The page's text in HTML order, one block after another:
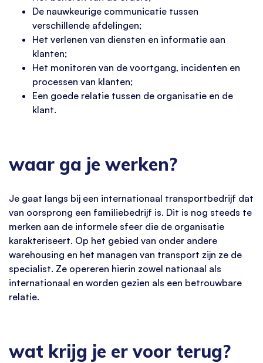
De nauwkeurige communicatie tussen
verschillende afdelingen;
Het verlenen van diensten en informatie aan
klanten;
Het monitoren van de voortgang, incidenten en
processen van klanten;
Een goede relatie tussen de organisatie en de
klant.
waar ga je werken?
Je gaat langs bij een internationaal transportbedrijf dat
van oorsprong een familiebedrijf is. Dit is nog steeds te
merken aan de informele sfeer die de organisatie
karakteriseert. Op het gebied van onder andere
warehousing en het managen van transport zijn ze de
specialist. Ze opereren hierin zowel nationaal als
internationaal en worden gezien als een betrouwbare
relatie.
wat krijg je er voor terug?